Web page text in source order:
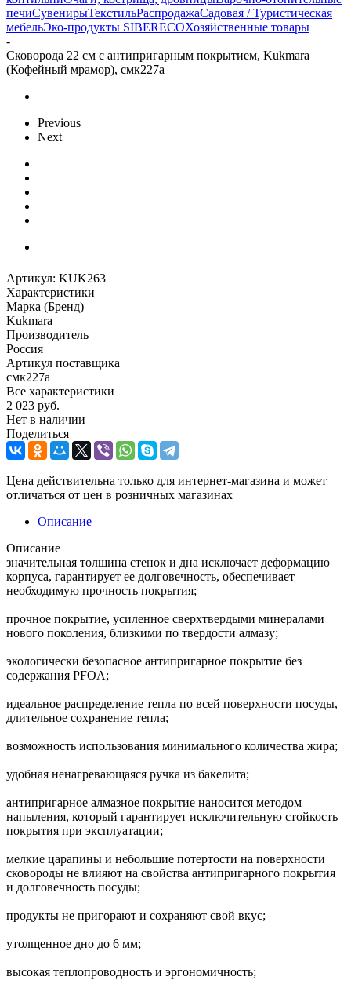
печиСувенирыТекстильРаспродажаСадовая / Туристическая
мебельЭко-продукты SIBERECOХозяйственные товары
-
Сковорода 22 см с антипригарным покрытием, Kukmara
(Кофейный мрамор), смк227а
Previous
Next
Артикул: KUK263
Характеристики
Марка (Бренд)
Kukmara
Производитель
Россия
Артикул поставщика
смк227а
Все характеристики
2 023 руб.
Нет в наличии
Поделиться
Цена действительна только для интернет-магазина и может
отличаться от цен в розничных магазинах
Описание
Описание
значительная толщина стенок и дна исключает деформацию
корпуса, гарантирует ее долговечность, обеспечивает
необходимую прочность покрытия;
прочное покрытие, усиленное сверхтвердыми минералами
нового поколения, близкими по твердости алмазу;
экологически безопасное антипригарное покрытие без
содержания PFOA;
идеальное распределение тепла по всей поверхности посуды,
длительное сохранение тепла;
возможность использования минимального количества жира;
удобная ненагревающаяся ручка из бакелита;
антипригарное алмазное покрытие наносится методом
напыления, который гарантирует исключительную стойкость
покрытия при эксплуатации;
мелкие царапины и небольшие потертости на поверхности
сковороды не влияют на свойства антипригарного покрытия
и долговечность посуды;
продукты не пригорают и сохраняют свой вкус;
утолщенное дно до 6 мм;
высокая теплопроводность и эргономичность;